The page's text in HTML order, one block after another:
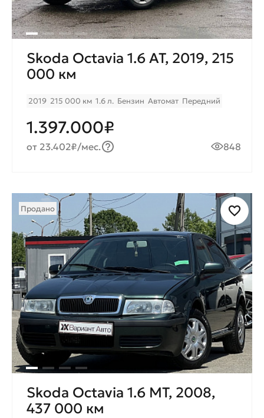
Skoda Octavia 1.6 AT, 2019, 215
000 км
2019 215 000 км 1.6 л. Бензин Автомат Передний
1.397.000₽
от 23.402₽/мес. 848
Продано
Skoda Octavia 1.6 MT, 2008,
437 000 км